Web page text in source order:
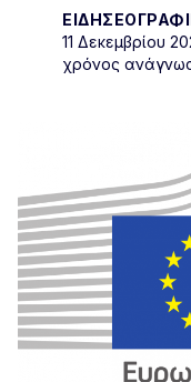
11 Δεκεμβρίου
χρόνος